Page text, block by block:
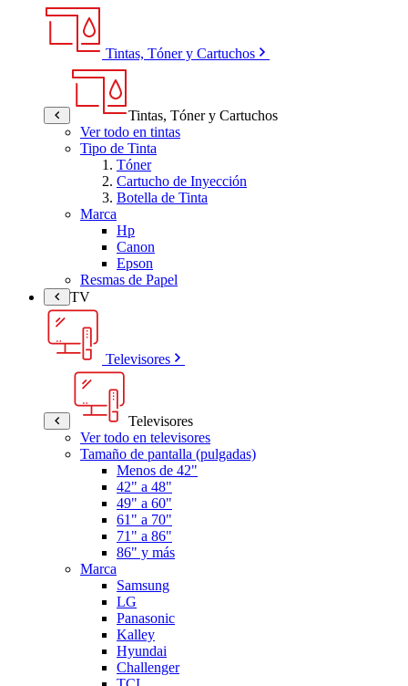
Tintas, Tóner y Cartuchos
Tintas, Tóner y Cartuchos
Ver todo en tintas
Tipo de Tinta
Tóner
Cartucho de Inyección
Botella de Tinta
Marca
Hp
Canon
Epson
Resmas de Papel
TV
Televisores
Televisores
Ver todo en televisores
Tamaño de pantalla (pulgadas)
Menos de 42"
42" a 48"
49" a 60"
61" a 70"
71" a 86"
86" y más
Marca
Samsung
LG
Panasonic
Kalley
Hyundai
Challenger